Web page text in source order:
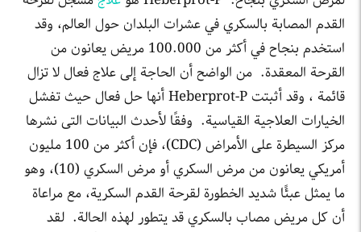
القدم المصابة بالسكري في عشرات البلدان حول العالم، وقد
استخدم بنجاح في أكثر من 100.000 مريض يعانون من
القرحة المعقدة. من الواضح أن الحاجة إلى علاج فعال لا تزال
قائمة ، وقد أثبتت Heberprot-P أنها حل فعال حيث تفشل
الخيارات العلاجية القياسية. وفقًا لأحدث البيانات التى نشرها
مركز السيطرة على الأمراض (CDC)، فإن أكثر من 100 مليون
أمريكي يعانون من مرض السكري أو مرض السكري (10)، وهو
ما يمثل عبئًا شديد الخطورة لقرحة القدم السكرية، مع مراعاة
أن كل مريض مصاب بالسكري قد يتطور لهذه الحالة. لقد